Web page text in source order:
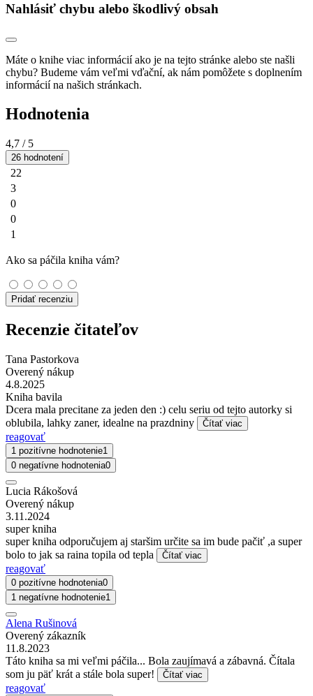
Nahlásiť chybu alebo škodlivý obsah
Máte o knihe viac informácií ako je na tejto stránke alebo ste našli
chybu? Budeme vám veľmi vďační, ak nám pomôžete s doplnením
informácií na našich stránkach.
Hodnotenia
4,7 / 5
26 hodnotení
22
3
0
0
1
Ako sa páčila kniha vám?
Pridať recenziu
Recenzie čitateľov
Tana Pastorkova
Overený nákup
4.8.2025
Kniha bavila
Dcera mala precitane za jeden den :) celu seriu od tejto autorky si
oblubila, lahky zaner, idealne na prazdniny
Čítať viac
reagovať
1 pozitívne hodnotenie1
0 negatívne hodnotenia0
Lucia Rákošová
Overený nákup
3.11.2024
super kniha
super kniha odporučujem aj staršim určite sa im bude pačiť ,a super
bolo to jak sa raina topila od tepla
Čítať viac
reagovať
0 pozitívne hodnotenia0
1 negatívne hodnotenie1
Alena Rušinová
Overený zákazník
11.8.2023
Táto kniha sa mi veľmi páčila... Bola zaujímavá a zábavná. Čítala
som ju päť krát a stále bola super!
Čítať viac
reagovať